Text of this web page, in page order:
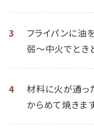
3
フライパンに油
弱～中火でとき
4 材料に火が通っ
からめて焼きま